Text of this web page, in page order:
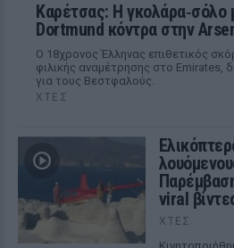
Καρέτσας: Η γκολάρα‑σόλο
Dortmund κόντρα στην
Ο 18χρονος Έλληνας επιθετικός
φιλικής αναμέτρησης στο Emirates,
για τους Βεστφαλούς.
ΧΤΕΣ
viral
ΧΤΕΣ